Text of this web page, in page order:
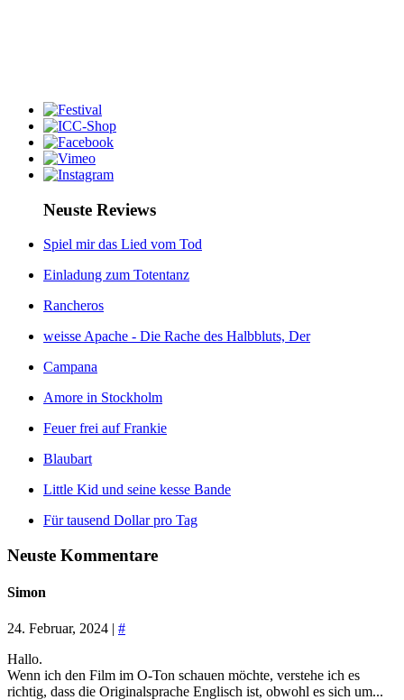
Neuste Reviews
Spiel mir das Lied vom Tod
Einladung zum Totentanz
Rancheros
weisse Apache - Die Rache des Halbbluts, Der
Campana
Amore in Stockholm
Feuer frei auf Frankie
Blaubart
Little Kid und seine kesse Bande
Für tausend Dollar pro Tag
Neuste Kommentare
Simon
24. Februar, 2024 | #
Hallo.
Wenn ich den Film im O-Ton schauen möchte, verstehe ich es
richtig, dass die Originalsprache Englisch ist, obwohl es sich um...